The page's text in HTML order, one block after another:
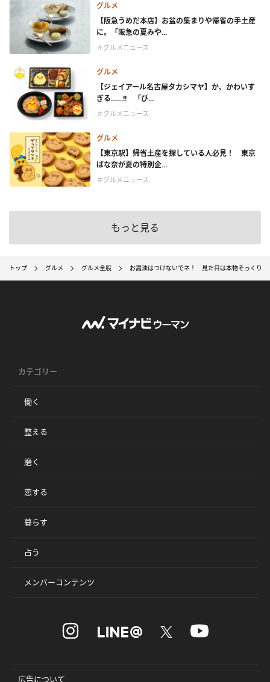
グルメ
【阪急うめだ本店】お盆の集まりや帰省の手土産
に。「阪急の夏みや...
＃グルメニュース
グルメ
【ジェイアール名古屋タカシマヤ】か、かわいす
ぎる……!! 「ぴ...
＃グルメニュース
グルメ
【東京駅】帰省土産を探している人必見！ 東京
ばな奈が夏の特別企...
＃グルメニュース
もっと見る
トップ グルメ グルメ全般 お醤油はつけないでネ！ 見た目は本物そっくりな
カテゴリー
働く
整える
磨く
恋する
暮らす
占う
メンバーコンテンツ
広告について